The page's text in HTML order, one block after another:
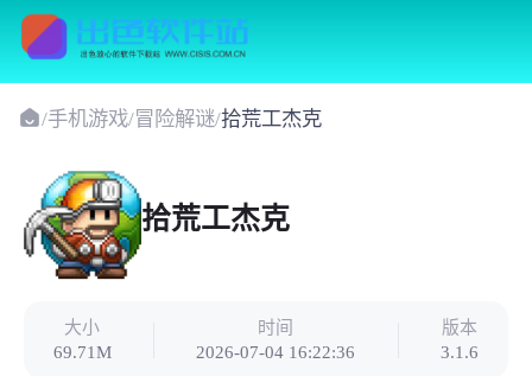
/手机游戏/冒险解谜/拾荒工杰克
拾荒工杰克
大小
69.71M
时间
2026-07-04 16:22:36
版本
3.1.6